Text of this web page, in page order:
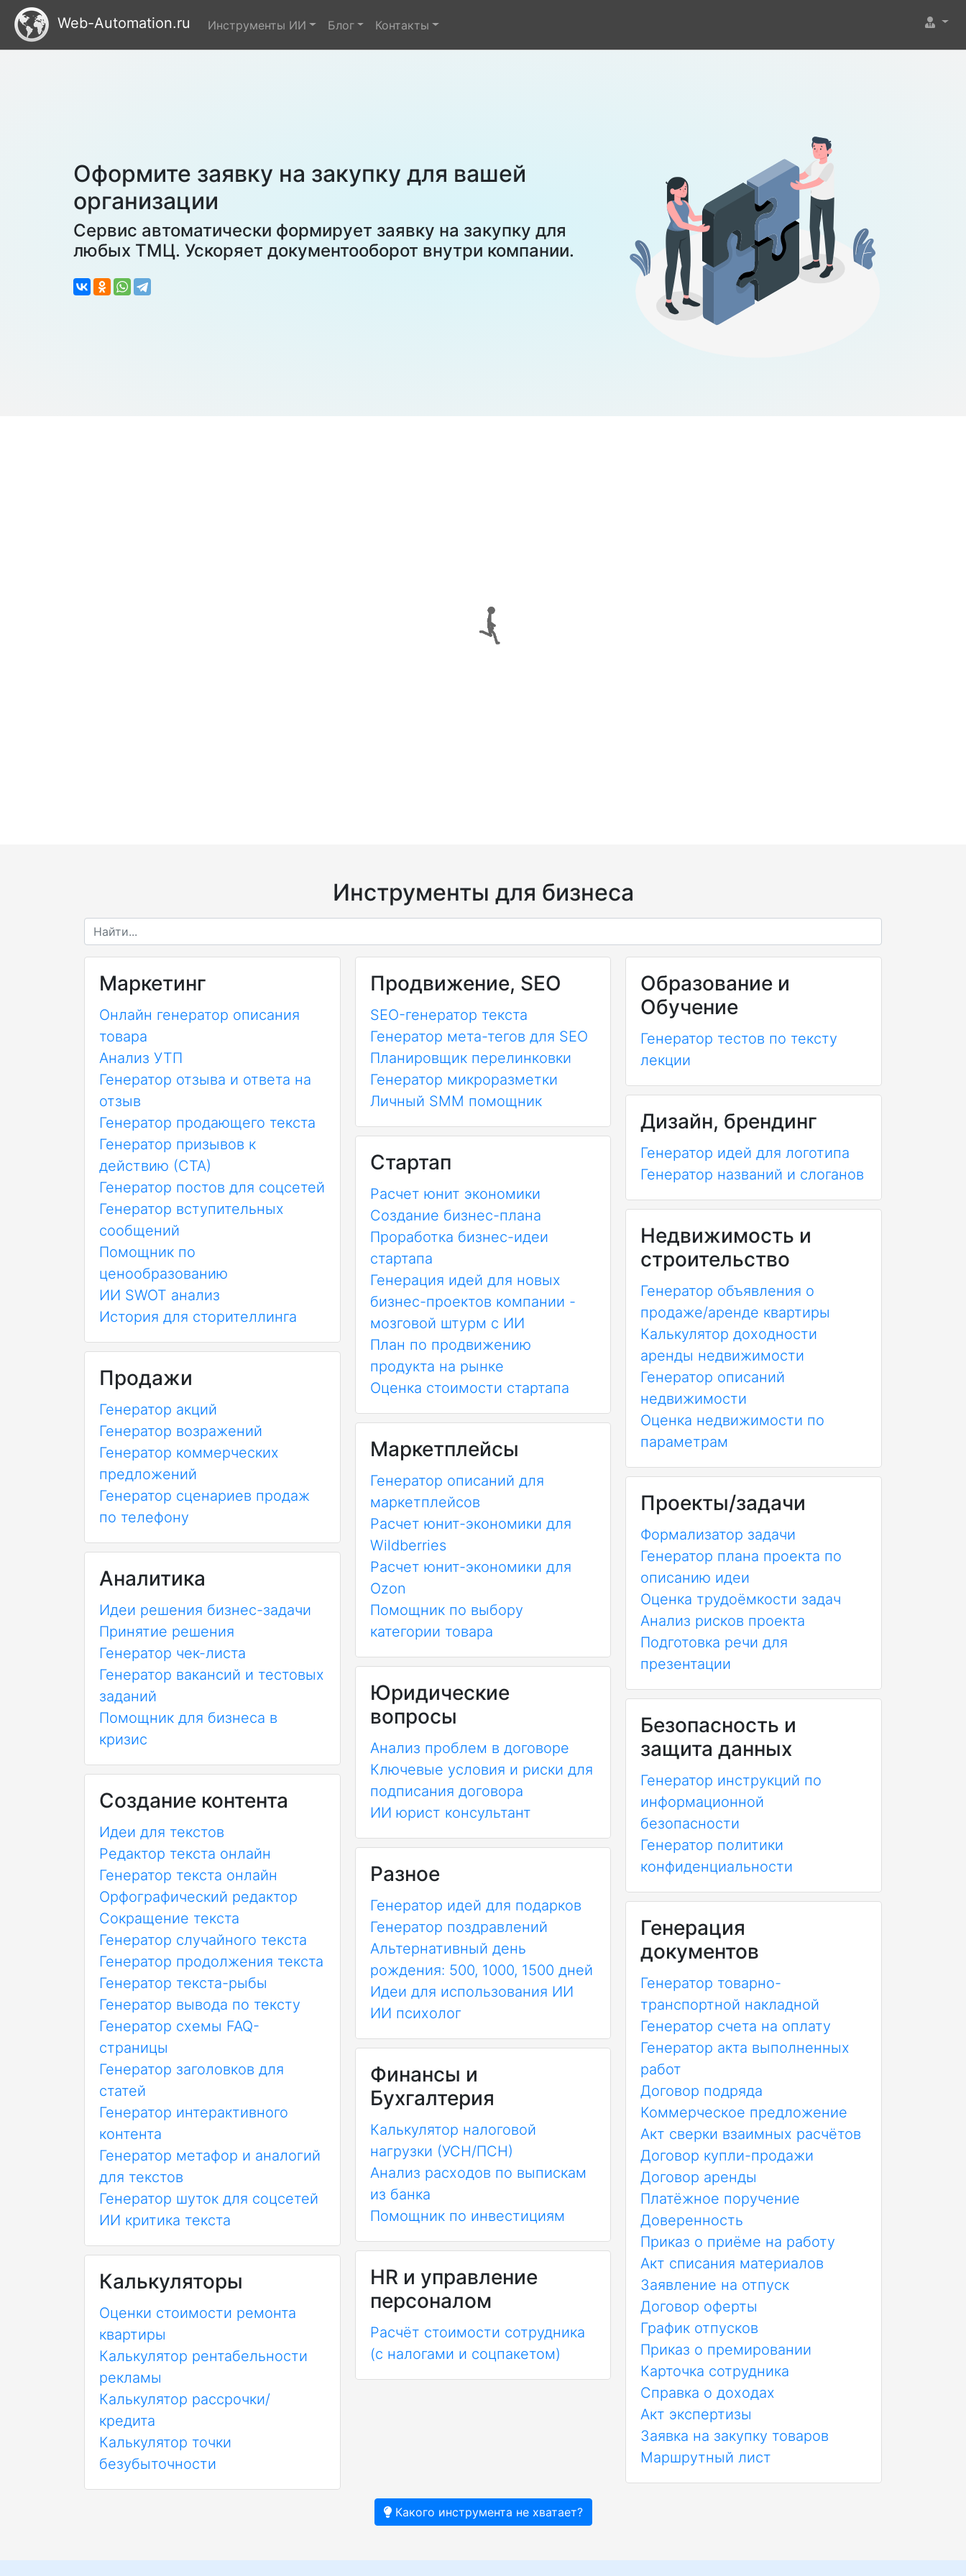
Web-Automation.ru Инструменты ИИ Блог Контакты
Оформите заявку на закупку для вашей
организации
Сервис автоматически формирует заявку на закупку для
любых ТМЦ. Ускоряет документооборот внутри компании.
Инструменты для бизнеса
Маркетинг
Онлайн генератор описания
товара
Анализ УТП
Генератор отзыва и ответа на
отзыв
Генератор продающего текста
Генератор призывов к
действию (CTA)
Генератор постов для соцсетей
Генератор вступительных
сообщений
Помощник по
ценообразованию
ИИ SWOT анализ
История для сторителлинга
Продажи
Генератор акций
Генератор возражений
Генератор коммерческих
предложений
Генератор сценариев продаж
по телефону
Аналитика
Идеи решения бизнес-задачи
Принятие решения
Генератор чек-листа
Генератор вакансий и тестовых
заданий
Помощник для бизнеса в
кризис
Создание контента
Идеи для текстов
Редактор текста онлайн
Генератор текста онлайн
Орфографический редактор
Сокращение текста
Генератор случайного текста
Генератор продолжения текста
Генератор текста-рыбы
Генератор вывода по тексту
Генератор схемы FAQ-
страницы
Генератор заголовков для
статей
Генератор интерактивного
контента
Генератор метафор и аналогий
для текстов
Генератор шуток для соцсетей
ИИ критика текста
Калькуляторы
Оценки стоимости ремонта
квартиры
Калькулятор рентабельности
рекламы
Калькулятор рассрочки/
кредита
Калькулятор точки
безубыточности
Продвижение, SEO
SEO-генератор текста
Генератор мета-тегов для SEO
Планировщик перелинковки
Генератор микроразметки
Личный SMM помощник
Стартап
Расчет юнит экономики
Создание бизнес-плана
Проработка бизнес-идеи
стартапа
Генерация идей для новых
бизнес-проектов компании -
мозговой штурм с ИИ
План по продвижению
продукта на рынке
Оценка стоимости стартапа
Маркетплейсы
Генератор описаний для
маркетплейсов
Расчет юнит-экономики для
Wildberries
Расчет юнит-экономики для
Ozon
Помощник по выбору
категории товара
Юридические
вопросы
Анализ проблем в договоре
Ключевые условия и риски для
подписания договора
ИИ юрист консультант
Разное
Генератор идей для подарков
Генератор поздравлений
Альтернативный день
рождения: 500, 1000, 1500 дней
Идеи для использования ИИ
ИИ психолог
Финансы и
Бухгалтерия
Калькулятор налоговой
нагрузки (УСН/ПСН)
Анализ расходов по выпискам
из банка
Помощник по инвестициям
HR и управление
персоналом
Расчёт стоимости сотрудника
(с налогами и соцпакетом)
Образование и
Обучение
Генератор тестов по тексту
лекции
Дизайн, брендинг
Генератор идей для логотипа
Генератор названий и слоганов
Недвижимость и
строительство
Генератор объявления о
продаже/аренде квартиры
Калькулятор доходности
аренды недвижимости
Генератор описаний
недвижимости
Оценка недвижимости по
параметрам
Проекты/задачи
Формализатор задачи
Генератор плана проекта по
описанию идеи
Оценка трудоёмкости задач
Анализ рисков проекта
Подготовка речи для
презентации
Безопасность и
защита данных
Генератор инструкций по
информационной
безопасности
Генератор политики
конфиденциальности
Генерация
документов
Генератор товарно-
транспортной накладной
Генератор счета на оплату
Генератор акта выполненных
работ
Договор подряда
Коммерческое предложение
Акт сверки взаимных расчётов
Договор купли-продажи
Договор аренды
Платёжное поручение
Доверенность
Приказ о приёме на работу
Акт списания материалов
Заявление на отпуск
Договор оферты
График отпусков
Приказ о премировании
Карточка сотрудника
Справка о доходах
Акт экспертизы
Заявка на закупку товаров
Маршрутный лист
Какого инструмента не хватает?